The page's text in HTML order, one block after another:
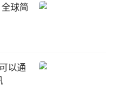
球简
以通